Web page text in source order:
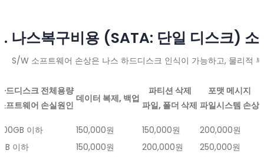
나스복구비용 (SATA: 단일 디스크)
S/W 소프트웨어 손상은 나스 하드디스크 인식이 가능하고, 물리적
드디스크 전체용량
프트웨어 손실원인
데이터 복제, 백업
파티션 삭제
파일, 폴더 삭제
포맷 메시지
파일시스템 손상
이하
150,000원 150,000원 200,000원
이하
150,000원 200,000원 250,000원